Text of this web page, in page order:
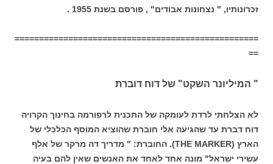
זכרונותיו, " נצחונות אבודים" , פורסם בשנת 1955 .
==================================================
==
" המיליונר השקט" של דוח דוברת
לא הצלחתי לרדת לעומקה של התכנית לרפורמה בחינוך הקרויה
דוח דברת עד שהגיעה אלי חוברת שהוציא המוסף הכלכלי של
הארץ (THE MARKER). החוברת: " מדריך דה מרקר של אלף
עשירי ישראל" מונה אחד לאחד את האנשים שאין להם בעיה